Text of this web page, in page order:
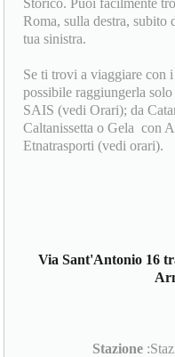
Roma, sulla destra,
tua sinistra.
Se ti trovi a viaggiare con
possibile raggiungerla
SAIS (vedi Orari); da
Caltanissetta o Gela con
Etnatrasporti (vedi orari).
Via Sant'Antonio 16
Stazione